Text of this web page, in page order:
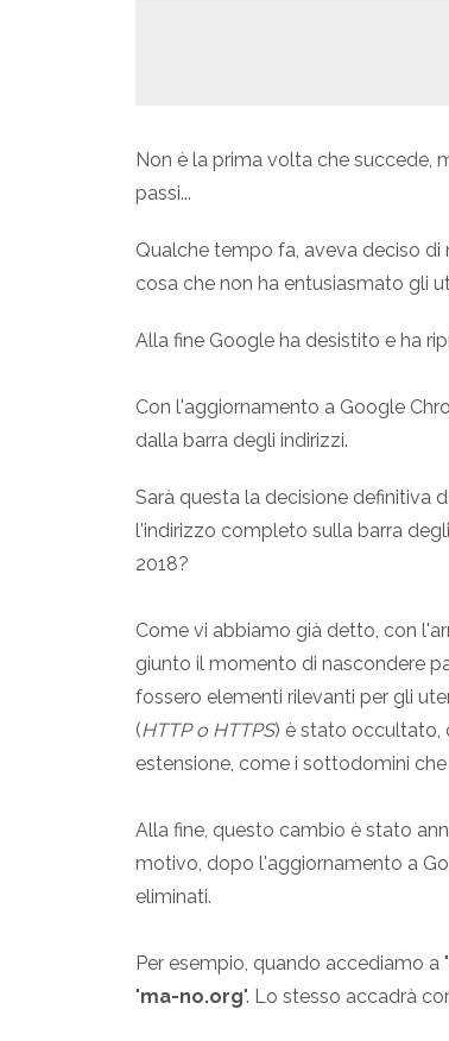
Non è la prima volta che succede,
passi...
Qualche tempo fa, aveva deciso di
cosa che non ha entusiasmato gli
Alla fine Google ha desistito e ha
Con l'aggiornamento a Google
dalla barra degli indirizzi.
Sarà questa la decisione definitiva
l'indirizzo completo sulla barra
2018?
Come vi abbiamo già detto, con
giunto il momento di nascondere
fossero elementi rilevanti per gli
(HTTP o HTTPS) è stato occultato,
estensione, come i sottodomini
Alla fine, questo cambio è stato
motivo, dopo l'aggiornamento a
eliminati.
Per esempio, quando accediamo a "
"ma-no.org". Lo stesso accadrà